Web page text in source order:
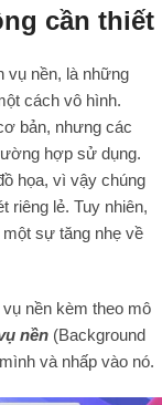
cần thiết
vụ nền, là những
cách vô hình.
bản, nhưng các
hợp sử dụng.
họa, vì vậy chúng
riêng lẻ. Tuy nhiên,
sự tăng nhẹ về
nền kèm theo mô
nền (Background
và nhấp vào nó.